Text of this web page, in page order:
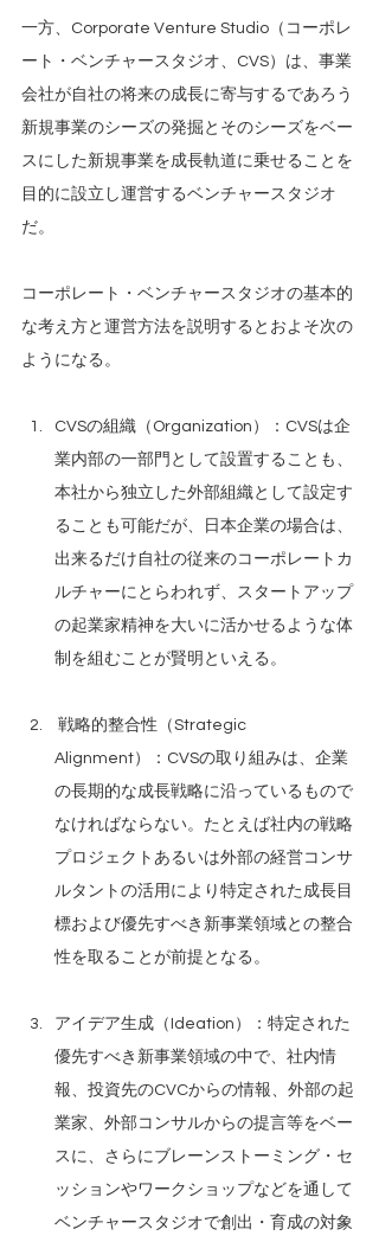
一方、Corporate Venture Studio（コーポレ
ート・ベンチャースタジオ、CVS）は、事業
会社が自社の将来の成長に寄与するであろう
新規事業のシーズの発掘とそのシーズをベー
スにした新規事業を成長軌道に乗せることを
目的に設立し運営するベンチャースタジオ
だ。
コーポレート・ベンチャースタジオの基本的
な考え方と運営方法を説明するとおよそ次の
ようになる。
CVSの組織（Organization）：CVSは企
業内部の一部門として設置することも、
本社から独立した外部組織として設定す
ることも可能だが、日本企業の場合は、
出来るだけ自社の従来のコーポレートカ
ルチャーにとらわれず、スタートアップ
の起業家精神を大いに活かせるような体
制を組むことが賢明といえる。
戦略的整合性（Strategic
Alignment）：CVSの取り組みは、企業
の長期的な成長戦略に沿っているもので
なければならない。たとえば社内の戦略
プロジェクトあるいは外部の経営コンサ
ルタントの活用により特定された成長目
標および優先すべき新事業領域との整合
性を取ることが前提となる。
アイデア生成（Ideation）：特定された
優先すべき新事業領域の中で、社内情
報、投資先のCVCからの情報、外部の起
業家、外部コンサルからの提言等をベー
スに、さらにブレーンストーミング・セ
ッションやワークショップなどを通して
ベンチャースタジオで創出・育成の対象